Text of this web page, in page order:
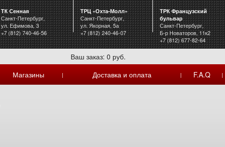
ТК Сенная
Санкт-Петербург,
ул. Ефимова, 3
+7 (812) 740-46-56
ТРЦ «Охта-Молл»
Санкт-Петербург,
ул. Якорная, 5а
+7 (812) 240-46-07
ТРК Французский
бульвар
Санкт-Петербург,
Б-р Новаторов, 11к2
+7 (812) 677-82-64
Ваш заказ: 0 руб.
Магазины | Доставка и оплата | F.A.Q |